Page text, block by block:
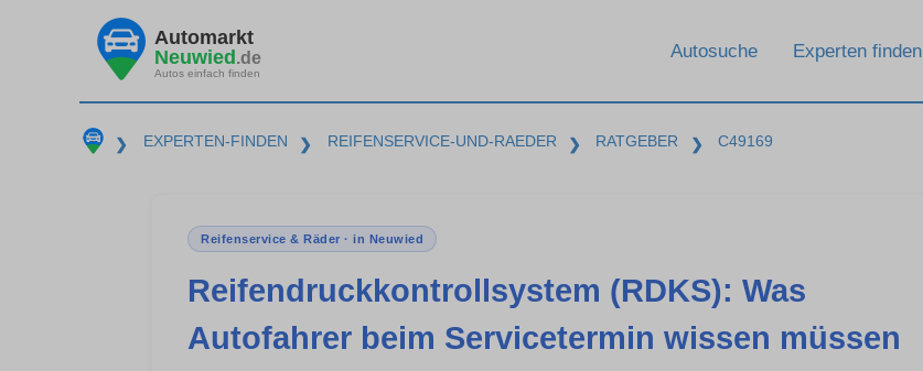
Automarkt
Neuwied.de
Autos einfach finden
Autosuche Experten finden
❯ EXPERTEN-FINDEN ❯ REIFENSERVICE-UND-RAEDER ❯ RATGEBER ❯ C49169
Reifenservice & Räder · in Neuwied
Reifendruckkontrollsystem (RDKS): Was
Autofahrer beim Servicetermin wissen müssen